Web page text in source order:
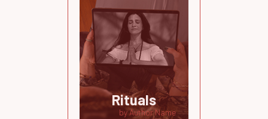
Rituals
by Author Name